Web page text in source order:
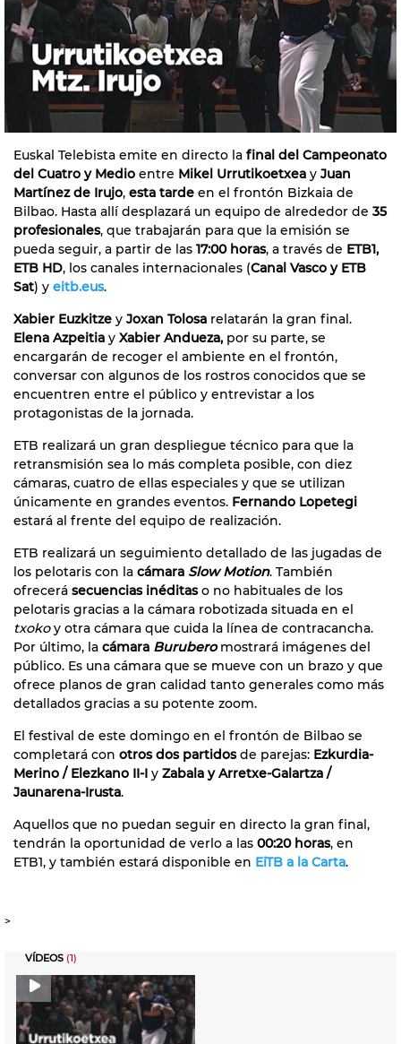
Euskal Telebista emite en directo la final del Campeonato
del Cuatro y Medio entre Mikel Urrutikoetxea y Juan
Martínez de Irujo, esta tarde en el frontón Bizkaia de
Bilbao. Hasta allí desplazará un equipo de alrededor de 35
profesionales, que trabajarán para que la emisión se
pueda seguir, a partir de las 17:00 horas, a través de ETB1,
ETB HD, los canales internacionales (Canal Vasco y ETB
Sat) y eitb.eus.
Xabier Euzkitze y Joxan Tolosa relatarán la gran final.
Elena Azpeitia y Xabier Andueza, por su parte, se
encargarán de recoger el ambiente en el frontón,
conversar con algunos de los rostros conocidos que se
encuentren entre el público y entrevistar a los
protagonistas de la jornada.
ETB realizará un gran despliegue técnico para que la
retransmisión sea lo más completa posible, con diez
cámaras, cuatro de ellas especiales y que se utilizan
únicamente en grandes eventos. Fernando Lopetegi
estará al frente del equipo de realización.
ETB realizará un seguimiento detallado de las jugadas de
los pelotaris con la cámara Slow Motion. También
ofrecerá secuencias inéditaso no habituales de los
pelotaris gracias a la cámara robotizada situada en el
txokoy otra cámara que cuida la línea de contracancha.
Por último, la cámara Buruberomostrará imágenes del
público. Es una cámara que se mueve con un brazo y que
ofrece planos de gran calidad tanto generales como más
detallados gracias a su potente zoom.
El festival de este domingo en el frontón de Bilbao se
completará con otros dos partidosde parejas: Ezkurdia-
Merino / Elezkano II-I y Zabala y Arretxe-Galartza /
Jaunarena-Irusta.
Aquellos que no puedan seguir en directo la gran final,
tendrán la oportunidad de verlo a las 00:20 horas, en
ETB1, y también estará disponible en EiTB a la Carta.
>
VÍDEOS (1)